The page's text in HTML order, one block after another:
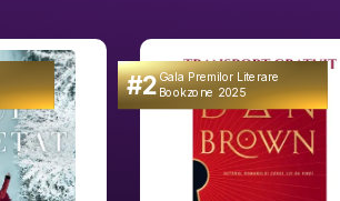
#2Gala Premilor Literare
Bookzone 2025